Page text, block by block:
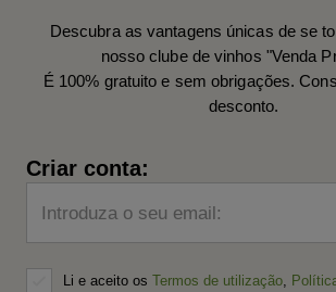
Descubra as vantagens únicas de se
nosso clube de vinhos "Venda
É 100% gratuito e sem obrigações.
desconto.
Criar conta:
Introduza o seu email:
Li e aceito os Termos de utilização